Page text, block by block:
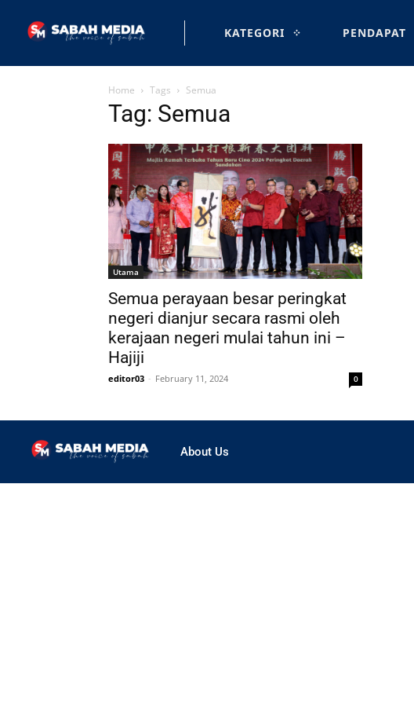
KATEGORI PENDAPAT
Home Tags Semua
Tag: Semua
Utama
Semua perayaan besar peringkat
negeri dianjur secara rasmi oleh
kerajaan negeri mulai tahun ini –
Hajiji
editor03 - February 11, 2024 0
About Us